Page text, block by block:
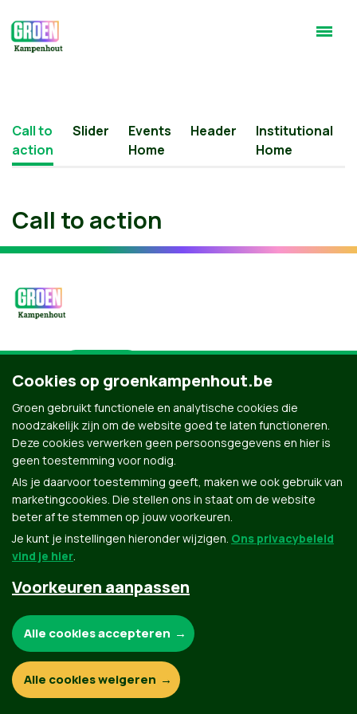
Call to
action
Slider
Events
Home
Header
Institutional
Home
Call to action
© Copyright Groen 2026 | Gemaakt metNationBuilder
Contact Privacybeleid
Cookies op groenkampenhout.be
Groen gebruikt functionele en analytische cookies die
noodzakelijk zijn om de website goed te laten functioneren.
Deze cookies verwerken geen persoonsgegevens en hier is
geen toestemming voor nodig.
Als je daarvoor toestemming geeft, maken we ook gebruik van
marketingcookies. Die stellen ons in staat om de website
beter af te stemmen op jouw voorkeuren.
Je kunt je instellingen hieronder wijzigen. Ons privacybeleid
vind je hier.
Voorkeuren aanpassen
Functionele en analytische cookies:
Alle cookies accepteren
Alle cookies weigeren